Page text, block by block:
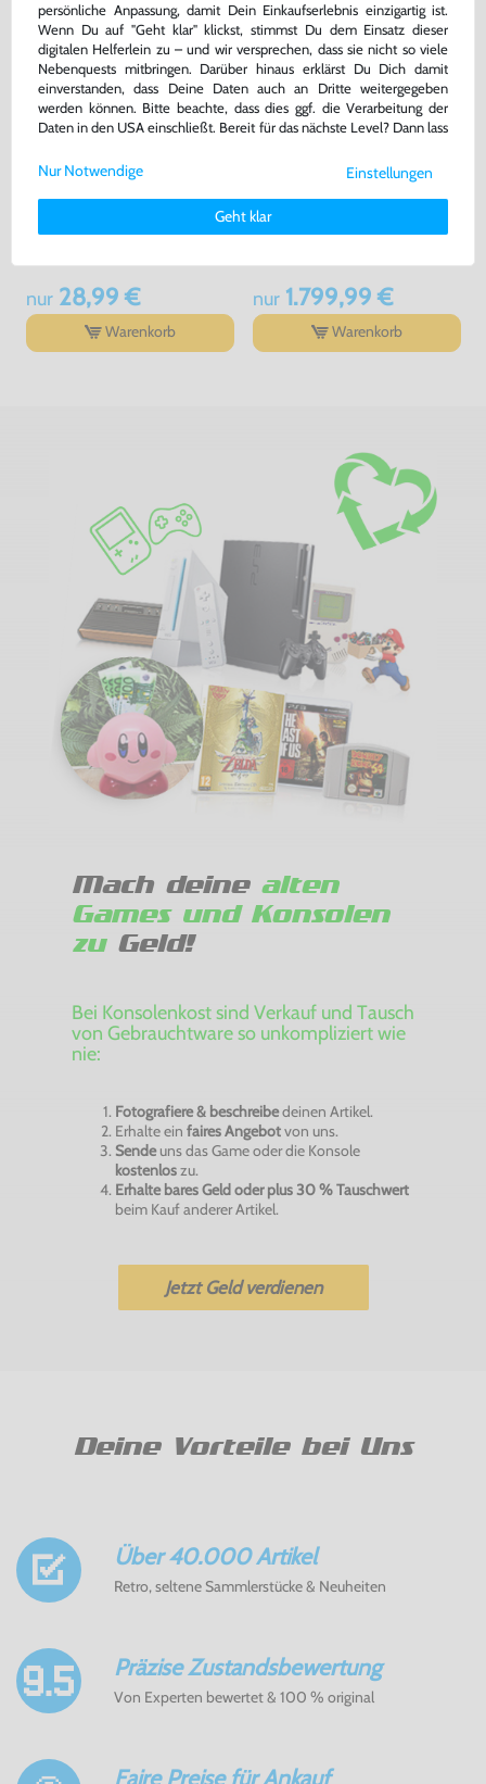
nur28,99 €
Warenkorb
Samurai Shodown 5 / Samurai
Spirits Zero - 708 Megs
nur1.799,99 €
Warenkorb
Mach deine alten
Games und Konsolen
zuGeld!
Bei Konsolenkost sind Verkauf und Tausch
von Gebrauchtware so unkompliziert wie
nie:
Fotografiere & beschreibedeinen Artikel.
Erhalte ein faires Angebotvon uns.
Sendeuns das Game oder die Konsole
kostenloszu.
Erhalte bares Geld oder plus 30 % Tauschwert
beim Kauf anderer Artikel.
Jetzt Geld verdienen
Deine Vorteile bei Uns
Über 40.000 Artikel
Retro, seltene Sammlerstücke & Neuheiten
Präzise Zustandsbewertung
Von Experten bewertet & 100 % original
Faire Preise für Ankauf
persönliche Anpassung, damit Dein Einkaufserlebnis einzigartig ist.
Wenn Du auf "Geht klar" klickst, stimmst Du dem Einsatz dieser
digitalen Helferlein zu – und wir versprechen, dass sie nicht so viele
Nebenquests mitbringen. Darüber hinaus erklärst Du Dich damit
einverstanden, dass Deine Daten auch an Dritte weitergegeben
werden können. Bitte beachte, dass dies ggf. die Verarbeitung der
Daten in den USA einschließt. Bereit für das nächste Level? Dann lass
Weitere Informationen zu den von uns verwendeten Cookies und
Deinen Rechten als Nutzer findest Du in unsererDaten­schutz­
Impressum.
Einstellungen
Geht klar
Nur Notwendige